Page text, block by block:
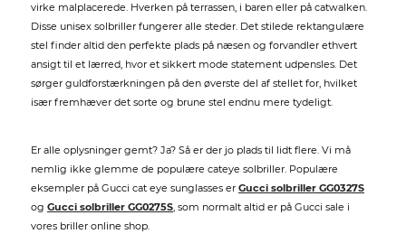
virke malplacerede. Hverken på terrassen, i baren eller på catwalken.
Disse unisex solbriller fungerer alle steder. Det stilede rektangulære
stel finder altid den perfekte plads på næsen og forvandler ethvert
ansigt til et lærred, hvor et sikkert mode statement udpensles. Det
sørger guldforstærkningen på den øverste del af stellet for, hvilket
især fremhæver det sorte og brune stel endnu mere tydeligt.
Er alle oplysninger gemt? Ja? Så er der jo plads til lidt flere. Vi må
nemlig ikke glemme de populære cateye solbriller. Populære
eksempler på Gucci cat eye sunglasses er Gucci solbriller GG0327S
og Gucci solbriller GG0275S, som normalt altid er på Gucci sale i
vores briller online shop.